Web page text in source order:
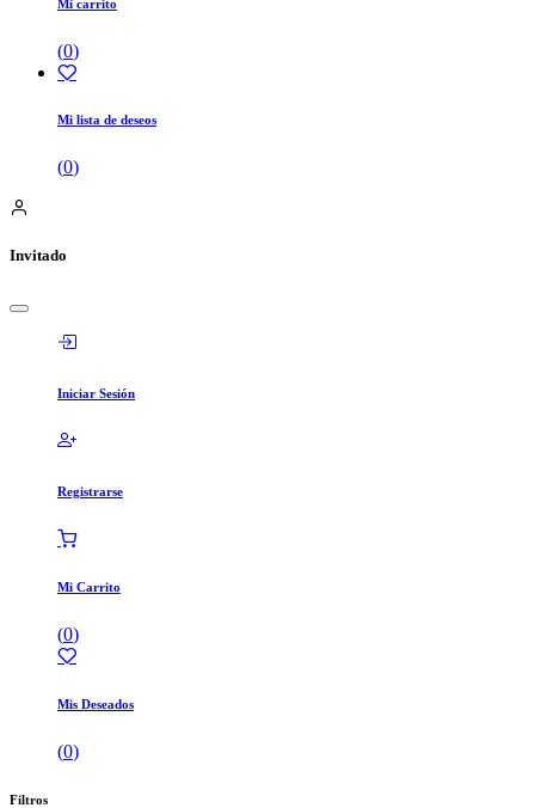
Mi carrito
(0)
Mi lista de deseos
(0)
Invitado
Iniciar Sesión
Registrarse
Mi Carrito
(0)
Mis Deseados
(0)
Filtros